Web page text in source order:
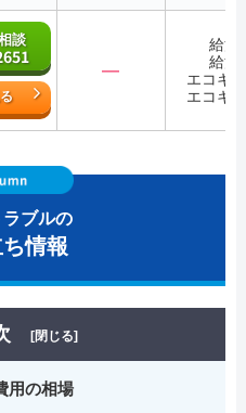
談
―
給湯
給湯
エコキ
エコキ
ブルの
情報
[閉じる]
用の相場